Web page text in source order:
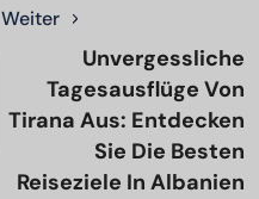
Weiter
Unvergessliche
Tagesausflüge Von
Tirana Aus: Entdecken
Sie Die Besten
Reiseziele In Albanien